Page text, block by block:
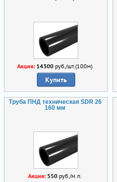
Акция: 14300руб./шт.(100м)
Купить
Труба ПНД техническая SDR 26
160 мм
Акция: 550руб./м.п.